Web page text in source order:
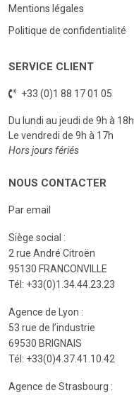
Mentions légales
Politique de confidentialité
SERVICE CLIENT
+33 (0)1 88 17 01 05
Du lundi au jeudi de 9h à 18h
Le vendredi de 9h à 17h
Hors jours fériés
NOUS CONTACTER
Par email
Siège social :
2 rue André Citroën
95130 FRANCONVILLE
Tél: +33(0)1.34.44.23.23
Agence de Lyon :
53 rue de l’industrie
69530 BRIGNAIS
Tél: +33(0)4.37.41.10.42
Agence de Strasbourg :